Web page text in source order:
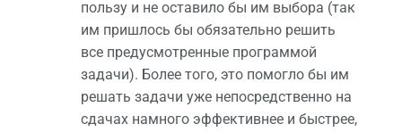
пользу и не оставило бы им выбора (так
им пришлось бы обязательно решить
все предусмотренные программой
задачи). Более того, это помогло бы им
решать задачи уже непосредственно на
сдачах намного эффективнее и быстрее,